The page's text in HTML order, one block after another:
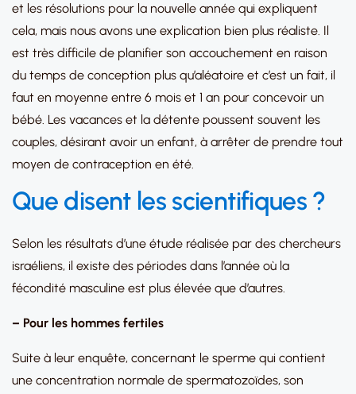
et les résolutions pour la nouvelle année qui expliquent
cela, mais nous avons une explication bien plus réaliste. Il
est très difficile de planifier son accouchement en raison
du temps de conception plus qu’aléatoire et c’est un fait, il
faut en moyenne entre 6 mois et 1 an pour concevoir un
bébé. Les vacances et la détente poussent souvent les
couples, désirant avoir un enfant, à arrêter de prendre tout
moyen de contraception en été.
Que disent les scientifiques ?
Selon les résultats d’une étude réalisée par des chercheurs
israéliens, il existe des périodes dans l’année où la
fécondité masculine est plus élevée que d’autres.
– Pour les hommes fertiles
Suite à leur enquête, concernant le sperme qui contient
une concentration normale de spermatozoïdes, son